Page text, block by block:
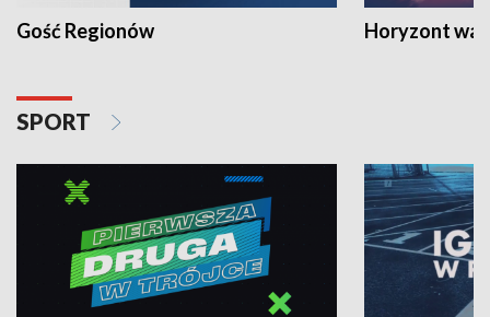
Gość Regionów Horyzont
SPORT